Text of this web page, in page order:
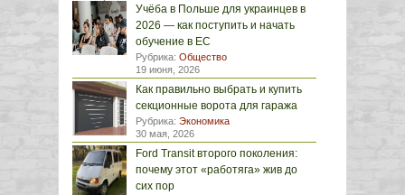
Учёба в Польше для украинцев в
2026 — как поступить и начать
обучение в ЕС
Рубрика: Общество
19 июня, 2026
Как правильно выбрать и купить
секционные ворота для гаража
Рубрика: Экономика
30 мая, 2026
Ford Transit второго поколения:
почему этот «работяга» жив до
сих пор